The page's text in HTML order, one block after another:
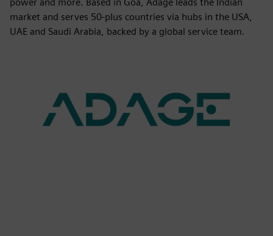
market and serves 50-plus countries via hubs in the USA,
UAE and Saudi Arabia, backed by a global service team.